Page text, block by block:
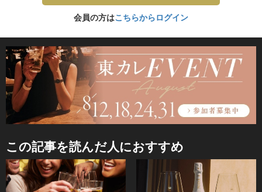
会員の方はこちらからログイン
この記事を読んだ人におすすめ